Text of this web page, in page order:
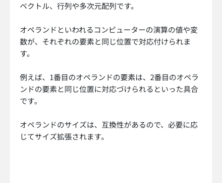
ベクトル、行列や多次元配列です。
オペランドといわれるコンピューターの演算の値や変
数が、それぞれの要素と同じ位置で対応付けられま
す。
例えば、1番目のオペランドの要素は、2番目のオペラ
ンドの要素と同じ位置に対応づけられるといった具合
です。
オペランドのサイズは、互換性があるので、必要に応
じてサイズ拡張されます。